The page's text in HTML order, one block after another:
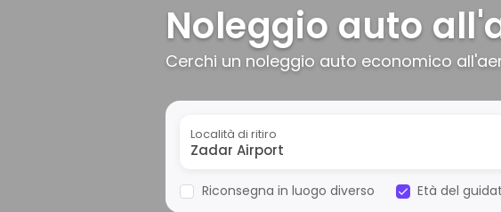
Noleggio auto
Cerchi un noleggio auto economico
Località di ritiro
Riconsegna in luogo diverso Età del